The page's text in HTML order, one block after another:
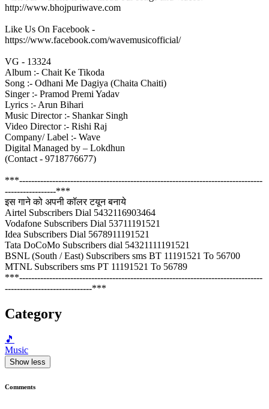
http://www.bhojpuriwave.com
Like Us On Facebook -
https://www.facebook.com/wavemusicofficial/
VG - 13324
Album :- Chait Ke Tikoda
Song :- Odhani Me Dagiya (Chaita Chaiti)
Singer :- Pramod Premi Yadav
Lyrics :- Arun Bihari
Music Director :- Shankar Singh
Video Director :- Rishi Raj
Company/ Label :- Wave
Digital Managed by – Lokdhun
(Contact - 9718776677)
***---------------------------------------------------------------------------------
-----------------***
इस गाने को अपनी कॉलर टयून बनाये
Airtel Subscribers Dial 5432116903464
Vodafone Subscribers Dial 53711191521
Idea Subscribers Dial 5678911191521
Tata DoCoMo Subscribers dial 54321111191521
BSNL (South / East) Subscribers sms BT 11191521 To 56700
MTNL Subscribers sms PT 11191521 To 56789
***---------------------------------------------------------------------------------
-----------------------------***
Category
🎵
Music
Show less
Comments